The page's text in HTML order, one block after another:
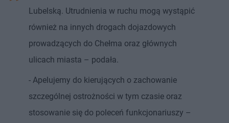
Lubelską. Utrudnienia w ruchu mogą wystąpić
również na innych drogach dojazdowych
prowadzących do Chełma oraz głównych
ulicach miasta – podała.
- Apelujemy do kierujących o zachowanie
szczególnej ostrożności w tym czasie oraz
stosowanie się do poleceń funkcjonariuszy –